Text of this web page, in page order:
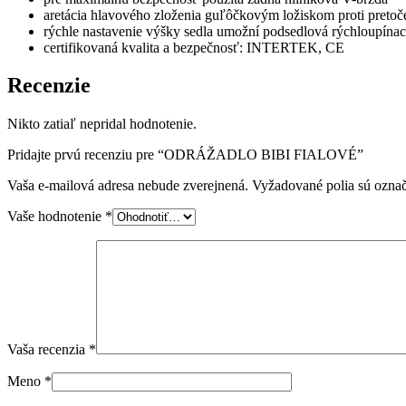
aretácia hlavového zloženia guľôčkovým ložiskom proti
rýchle nastavenie výšky sedla umožní podsedlová
certifikovaná kvalita a bezpečnosť: INTERTEK, CE
Recenzie
Nikto zatiaľ nepridal hodnotenie.
Pridajte prvú recenziu pre “ODRÁŽADLO BIBI FIALOVÉ”
Vaša e-mailová adresa nebude zverejnená. Vyžadované polia sú
Vaše hodnotenie *
Vaša recenzia *
Meno *